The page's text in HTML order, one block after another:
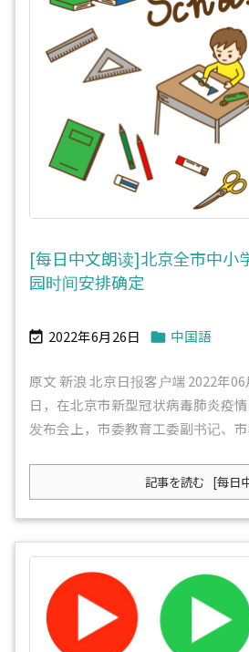
[每日中文朗读]北京全市中小
园时间安排确定
 2022年6月26日  中国語
原文 新浪 北京日报客户端 2022
日，在北京市新型冠状病毒肺炎疫
发布会上，市委教育工委副书记、
記事を読む [每日